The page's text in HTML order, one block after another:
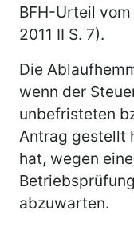
BFH-Urteil vom
2011 II S. 7).
Die
wenn der
unbefristeten
Antrag gestellt
hat, wegen
abzuwarten.